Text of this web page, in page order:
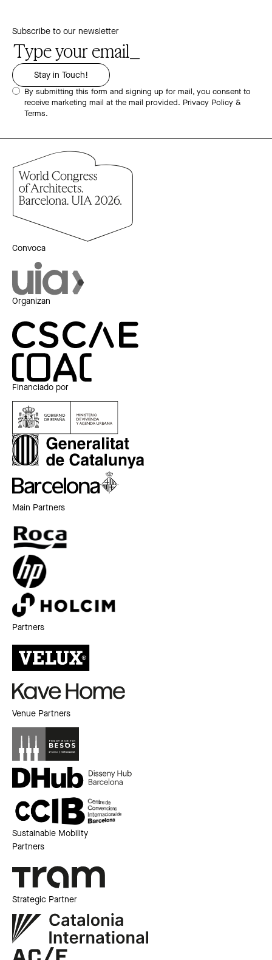
Subscribe to our newsletter
By submitting this form and signing up for mail, you consent to
receive marketing mail at the mail provided. Privacy Policy &
Terms.
Convoca
Organizan
Financiado por
Main Partners
Partners
Venue Partners
Sustainable Mobility
Partners
Strategic Partner